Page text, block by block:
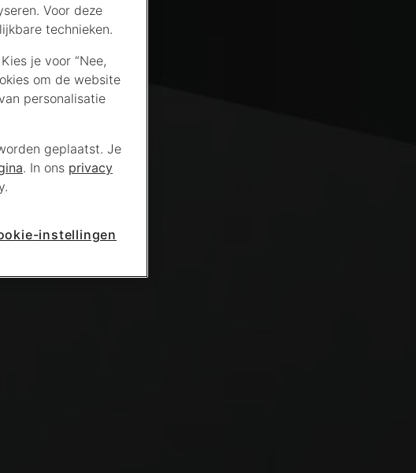
Voor deze
technieken.
je voor “Nee,
om de website
personalisatie
geplaatst. Je
. In ons privacy
instellingen